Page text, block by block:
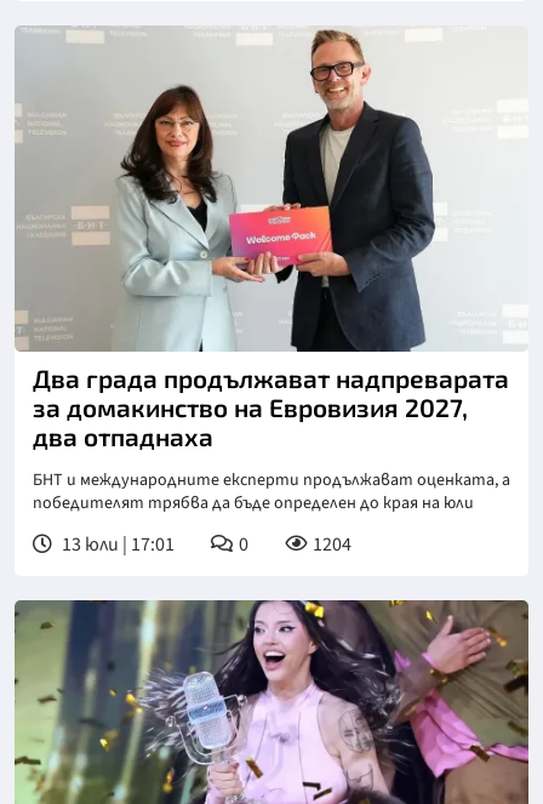
Снимка: БНТ
Два града продължават надпреварата
за домакинство на Евровизия 2027,
два отпаднаха
БНТ и международните експерти продължават оценката, а
победителят трябва да бъде определен до края на юли
13 юли | 17:01 0 1204